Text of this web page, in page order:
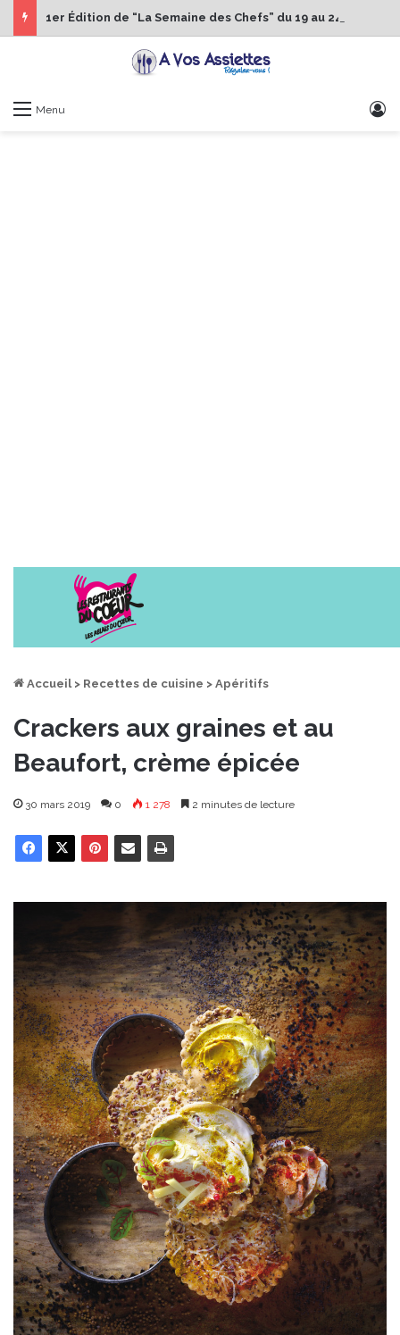
Menu
Accueil > Recettes de cuisine > Apéritifs
Crackers aux graines et au
Beaufort, crème épicée
30 mars 2019 0 1 278 2 minutes de lecture